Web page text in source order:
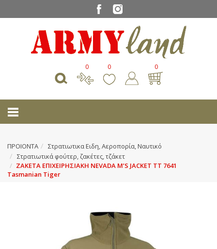
0 0 0
ΠΡΟΙΟΝΤΑ
Στρατιωτικα Ειδη, Αεροπορία, Ναυτικό
Στρατιωτικά φούτερ, ζακέτες, τζάκετ
ΖΑΚΕΤΑ ΕΠΙΧΕΙΡΗΣΙΑΚΗ NEVADA M’S JACKET TT 7641
Tasmanian Tiger